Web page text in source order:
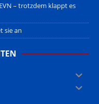
– trotzdem klappt es
sie an